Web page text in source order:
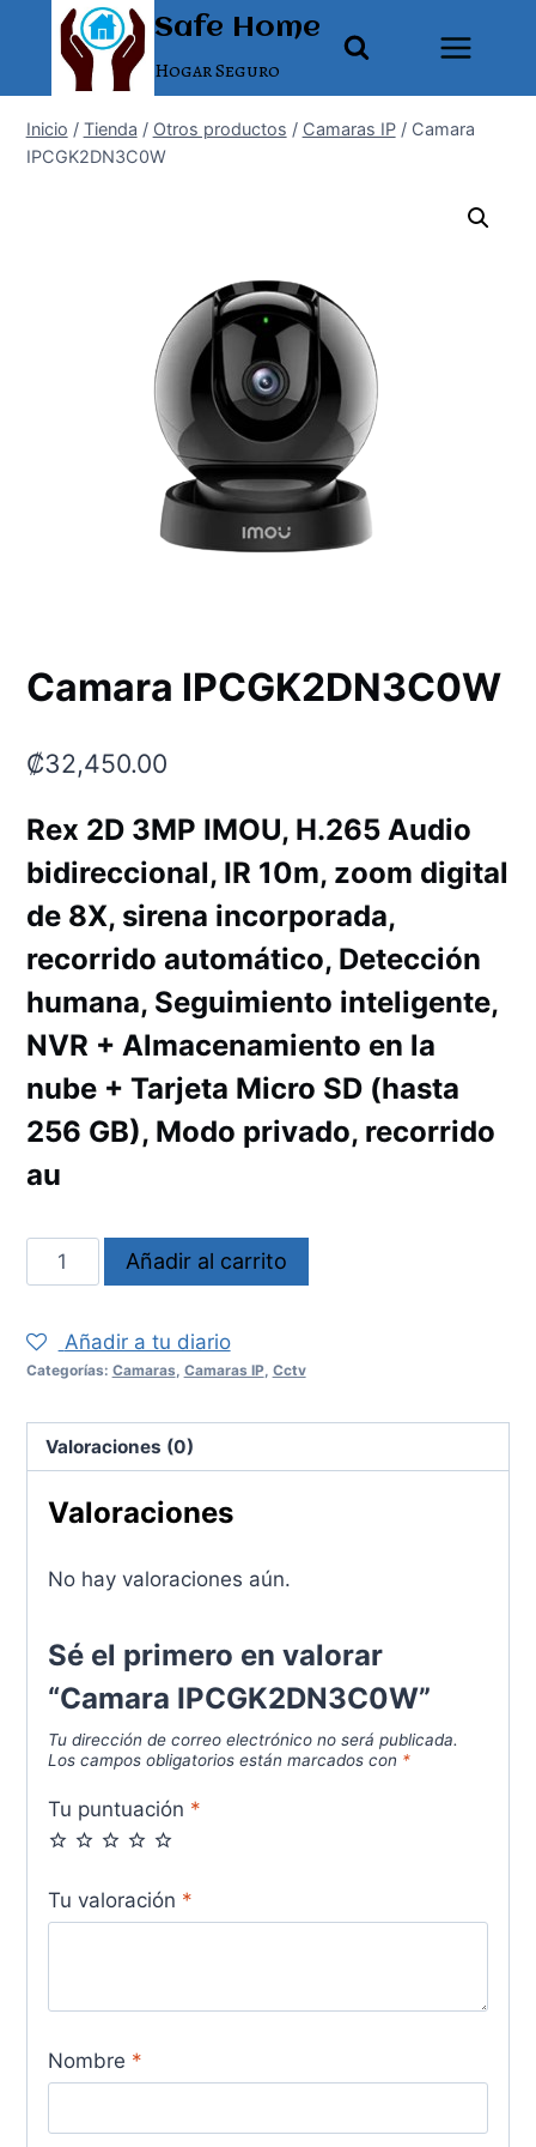
contenido
Safe Home
Hogar Seguro
Inicio / Tienda / Otros productos / Camaras IP / Camara
IPCGK2DN3C0W
Camara IPCGK2DN3C0W
₡32,450.00
Rex 2D 3MP IMOU, H.265 Audio
bidireccional, IR 10m, zoom digital
de 8X, sirena incorporada,
recorrido automático, Detección
humana, Seguimiento inteligente,
NVR + Almacenamiento en la
nube + Tarjeta Micro SD (hasta
256 GB), Modo privado, recorrido
au
Camara
IPCGK2DN3C0W
Añadir al carrito
Añadir a tu diario
Categorías: Camaras Camaras IP, Cctv
Valoraciones (0)
Valoraciones
No hay valoraciones aún.
Sé el primero en valorar
“Camara IPCGK2DN3C0W”
Tu dirección de correo electrónico no será publicada.
Los campos obligatorios están marcados con *
Tu puntuación *
Tu valoración *
Nombre *